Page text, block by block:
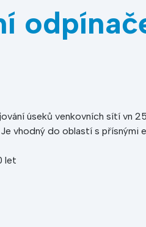
úseků venkovních sítí vn
vhodný do oblastí s přísnými
let